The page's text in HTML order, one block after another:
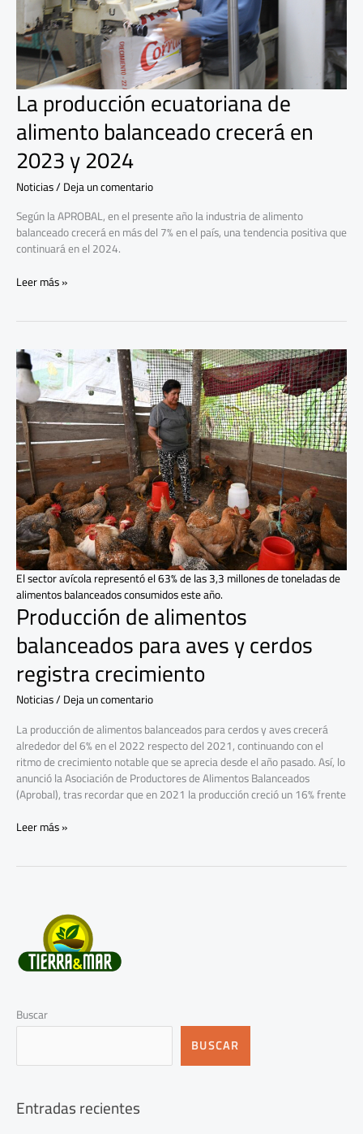
La producción ecuatoriana de
alimento balanceado crecerá en
2023 y 2024
Noticias/Deja un comentario
Según la APROBAL, en el presente año la industria de alimento
balanceado crecerá en más del 7% en el país, una tendencia positiva que
continuará en el 2024.
en
2023
y
2024
Leer más »
Producción de alimentos
balanceados para aves y cerdos
registra crecimiento
Noticias/Deja un comentario
La producción de alimentos balanceados para cerdos y aves crecerá
alrededor del 6% en el 2022 respecto del 2021, continuando con el
ritmo de crecimiento notable que se aprecia desde el año pasado. Así, lo
anunció la Asociación de Productores de Alimentos Balanceados
(Aprobal), tras recordar que en 2021 la producción creció un 16% frente
Producción
de
alimentos
balanceados
para
aves
y
cerdos
registra
crecimiento
Leer más »
El sector avícola representó el 63% de las 3,3 millones de toneladas de
alimentos balanceados consumidos este año.
Buscar
BUSCAR
Entradas recientes